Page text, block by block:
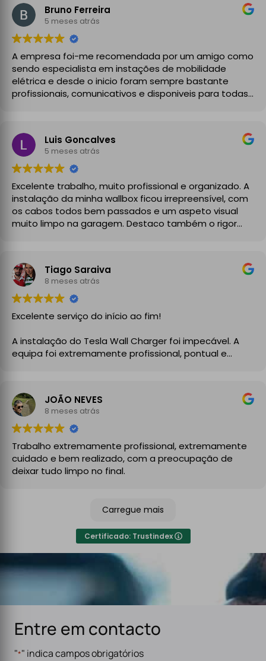
Bruno Ferreira
5 meses atrás
A empresa foi-me recomendada por um amigo como
sendo especialista em instações de mobilidade
elétrica e desde o inicio foram sempre bastante
profissionais, comunicativos e disponiveis para todas
A instalação de tomada reforçada em garagem
partilhada correu na perfeição e nos prazos
combinados, sendo que fizeram toda a limpeza e
explicações necessárias. Recomendado
Luis Goncalves
5 meses atrás
Excelente trabalho, muito profissional e organizado. A
instalação da minha wallbox ficou irrepreensível, com
os cabos todos bem passados e um aspeto visual
muito limpo na garagem. Destaco também o rigor
garantindo toda a segurança e legalidade.
Recomendo vivamente!
Tiago Saraiva
8 meses atrás
Excelente serviço do início ao fim!
A instalação do Tesla Wall Charger foi impecável. A
equipa foi extremamente profissional, pontual e
clareza, aconselharam a melhor solução para a minha
instalação elétrica e executaram o trabalho com
enorme cuidado.
A instalação ficou perfeita, organizada e totalmente
funcional, com atenção aos detalhes e à segurança.
No final, deixaram tudo limpo e testado, pronto a usar.
um serviço de eletricidade de confiança,
especialmente para carregadores de veículos
elétricos. Serviço rápido, eficiente e de alta qualidade.
JOÃO NEVES
8 meses atrás
Trabalho extremamente profissional, extremamente
cuidado e bem realizado, com a preocupação de
deixar tudo limpo no final.
Carregue mais
Certificado: Trustindex
Entre em contacto
"*" indica campos obrigatórios